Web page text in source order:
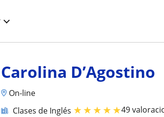
Carolina D’Agostino
On-line
Clases de Inglés ★★★★★49